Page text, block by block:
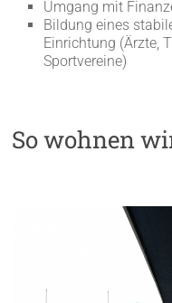
Umgang mit
Bildung eines
Einrichtung (Ärzte,
Sportvereine)
So wohnen